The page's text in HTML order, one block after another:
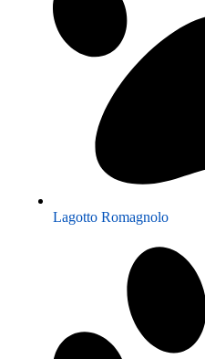
Lagotto Romagnolo